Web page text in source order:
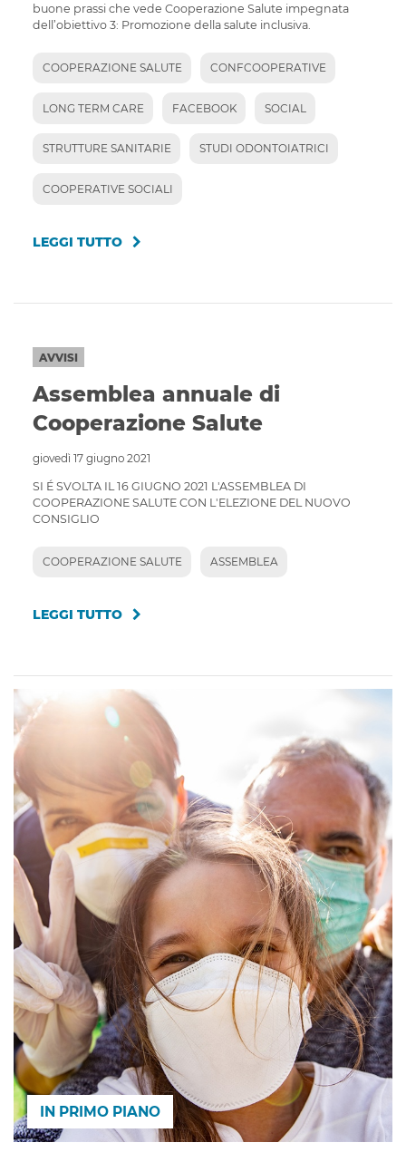
buone prassi che vede Cooperazione Salute impegnata
dell’obiettivo 3: Promozione della salute inclusiva.
COOPERAZIONE SALUTE CONFCOOPERATIVE
LONG TERM CARE FACEBOOK SOCIAL
STRUTTURE SANITARIE STUDI ODONTOIATRICI
COOPERATIVE SOCIALI
LEGGI TUTTO
AVVISI
Assemblea annuale di
Cooperazione Salute
giovedì 17 giugno 2021
SI É SVOLTA IL 16 GIUGNO 2021 L'ASSEMBLEA DI
COOPERAZIONE SALUTE CON L'ELEZIONE DEL NUOVO
CONSIGLIO
COOPERAZIONE SALUTE ASSEMBLEA
LEGGI TUTTO
IN PRIMO PIANO